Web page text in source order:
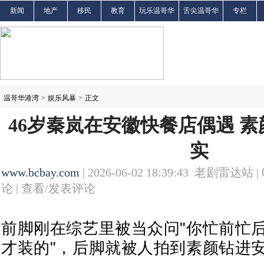
新闻 地产 移民 教育 玩乐温哥华 舌尖温哥华 专栏
温哥华港湾 > 娱乐风暴 > 正文
46岁秦岚在安徽快餐店偶遇
实
www.bcbay.com | 2026-06-02 18:39:43 老剧雷达站 |
论 | 查看/发表评论
前脚刚在综艺里被当众问"你忙前忙
才装的"，后脚就被人拍到素颜钻进